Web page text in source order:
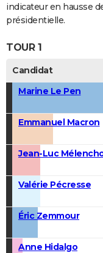
indicateur en hausse
présidentielle.
TOUR 1
Candidat
Marine Le Pen
Emmanuel Macron
Jean-Luc
Valérie Pécresse
Éric Zemmour
Anne Hidalgo